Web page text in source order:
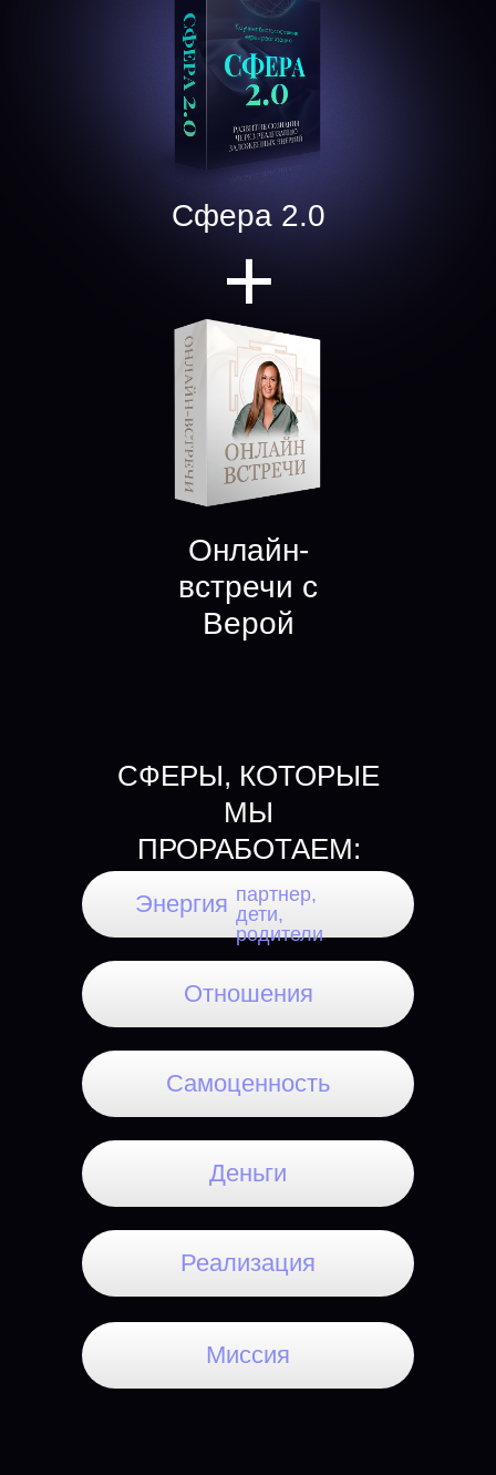
Онлайн-
встречи с
Верой
Сфера 2.0
+
СФЕРЫ, КОТОРЫЕ
МЫ
ПРОРАБОТАЕМ:
Отношения
Энергия партнер,
дети,
родители
Самоценность
Деньги
Реализация
Миссия